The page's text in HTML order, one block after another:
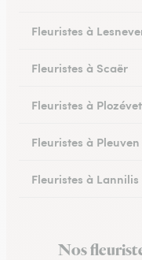
Fleuristes à
Fleuristes à Scaër
Fleuristes à Plozévet
Fleuristes à Pleuven
Fleuristes à Lannilis
Fleuristes à Daoulas
Nos